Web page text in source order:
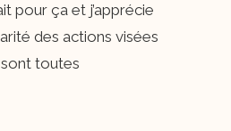
pour ça et j’apprécie
des actions visées
toutes